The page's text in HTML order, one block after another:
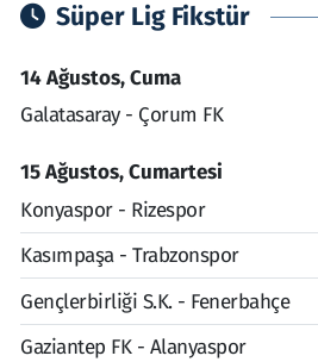
Süper Lig Fikstür
14 Ağustos, Cuma
Galatasaray - Çorum FK
15 Ağustos, Cumartesi
Konyaspor - Rizespor
Kasımpaşa - Trabzonspor
Gençlerbirliği S.K. - Fenerbahçe
Gaziantep FK - Alanyaspor